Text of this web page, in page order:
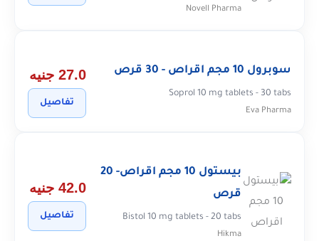
Novell Pharma
سوبرول 10 مجم اقراص - 30 قرص
Soprol 10 mg tablets - 30 tabs
Eva Pharma
27.0 جنيه
تفاصيل
بيستول 10 مجم اقراص- 20
قرص
Bistol 10 mg tablets - 20 tabs
Hikma
42.0 جنيه
تفاصيل